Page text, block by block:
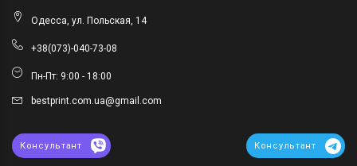
Одесса, ул. Польская, 14
+38(073)-040-73-08
Пн-Пт: 9:00 - 18:00
bestprint.com.ua@gmail.com
Консультант Консультант